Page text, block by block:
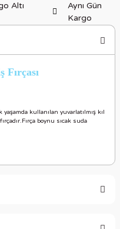
Altı
Aynı Gün
Kargo
Fırçası
yaşamda kullanılan yuvarlatılmış kıl
boynu sıcak suda